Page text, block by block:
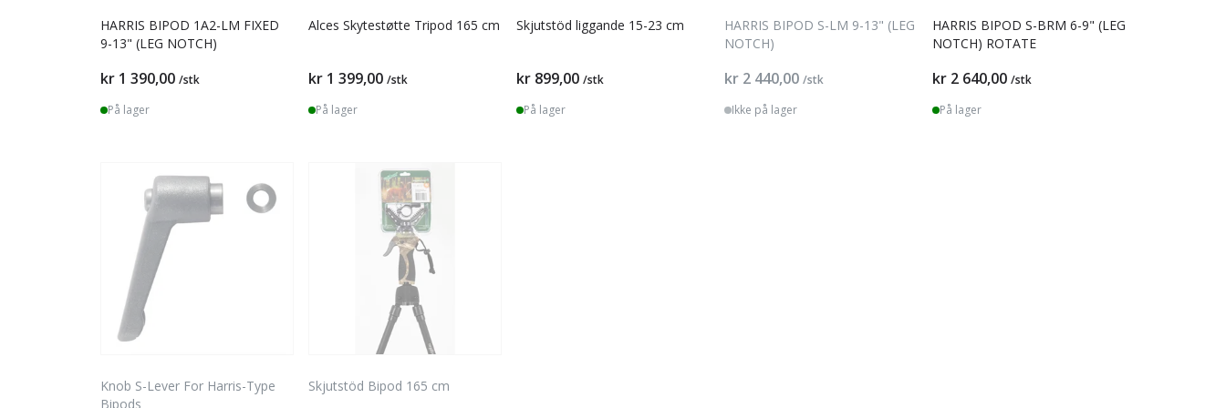
HARRIS BIPOD 1A2-LM FIXED
9-13" (LEG NOTCH)
kr 1 390,00 /stk
På lager
Alces Skytestøtte Tripod 165 cm
kr 1 399,00 /stk
På lager
Skjutstöd liggande 15-23 cm
kr 899,00 /stk
På lager
HARRIS BIPOD S-LM 9-13" (LEG
NOTCH)
kr 2 440,00 /stk
Ikke på lager
HARRIS BIPOD S-BRM 6-9" (LEG
NOTCH) ROTATE
kr 2 640,00 /stk
På lager
Knob S-Lever For Harris-Type
Bipods
Skjutstöd Bipod 165 cm